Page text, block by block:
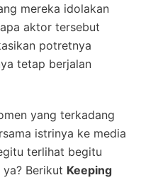
mereka idolakan
aktor tersebut
potretnya
tetap berjalan
yang terkadang
istrinya ke media
terlihat begitu
Berikut Keeping